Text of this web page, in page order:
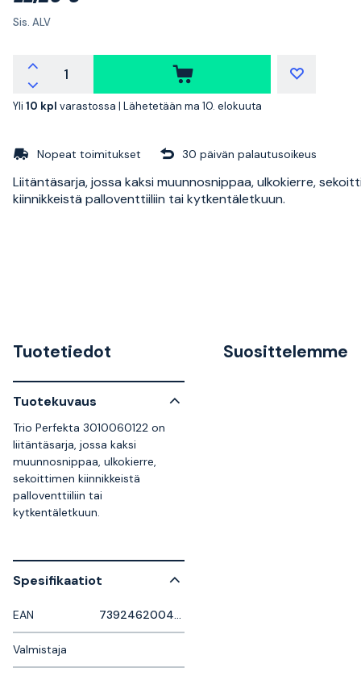
Sis. ALV
Yli 10 kpl varastossa | Lähetetään ma 10. elokuuta
Nopeat toimitukset 30 päivän palautusoikeus
Liitäntäsarja, jossa kaksi muunnosnippaa, ulkokierre,
kiinnikkeistä palloventtiiliin tai kytkentäletkuun.
Tuotetiedot
Tuotekuvaus
Trio Perfekta 3010060122 on
liitäntäsarja, jossa kaksi
muunnosnippaa, ulkokierre,
sekoittimen kiinnikkeistä
palloventtiiliin tai
kytkentäletkuun.
Spesifikaatiot
EAN 7392462004713
Valmistaja
Suosittelemme